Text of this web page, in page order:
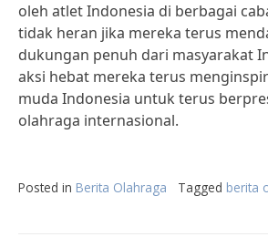
oleh atlet Indonesia di berbagai
tidak heran jika mereka terus
dukungan penuh dari masyarakat
aksi hebat mereka terus
muda Indonesia untuk terus
olahraga internasional.
Posted in Berita Olahraga Tagged berita